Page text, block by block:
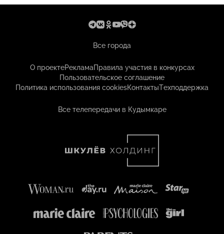
Все города
О проектеРекламаПравила участия в конкурсах
Пользовательское соглашение
Политика использования cookiesКонтактыТехподдержка
Все телепередачи в Кудымкаре